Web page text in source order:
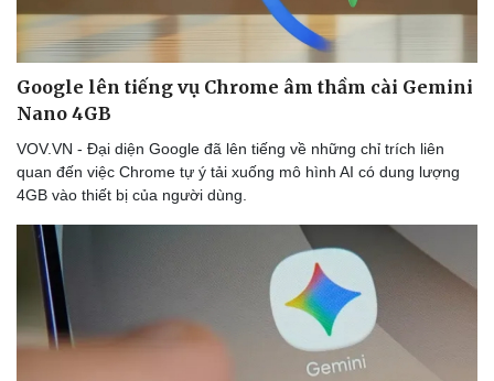
Google lên tiếng vụ Chrome âm thầm cài Gemini
Nano 4GB
VOV.VN - Đại diện Google đã lên tiếng về những chỉ trích liên
quan đến việc Chrome tự ý tải xuống mô hình AI có dung lượng
4GB vào thiết bị của người dùng.